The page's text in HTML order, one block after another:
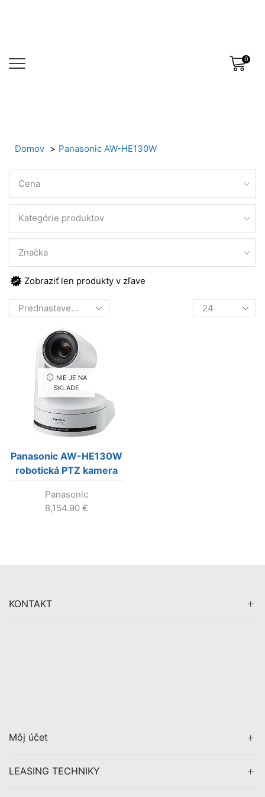
0
Domov Panasonic AW-HE130W
Cena
Kategórie produktov
Značka
Zobraziť len produkty v zľave
Products
per
NIE JE NA
SKLADE
Panasonic AW-HE130W
robotická PTZ kamera
!!!
Panasonic
8,154.90 €
KONTAKT
Môj účet
LEASING TECHNIKY